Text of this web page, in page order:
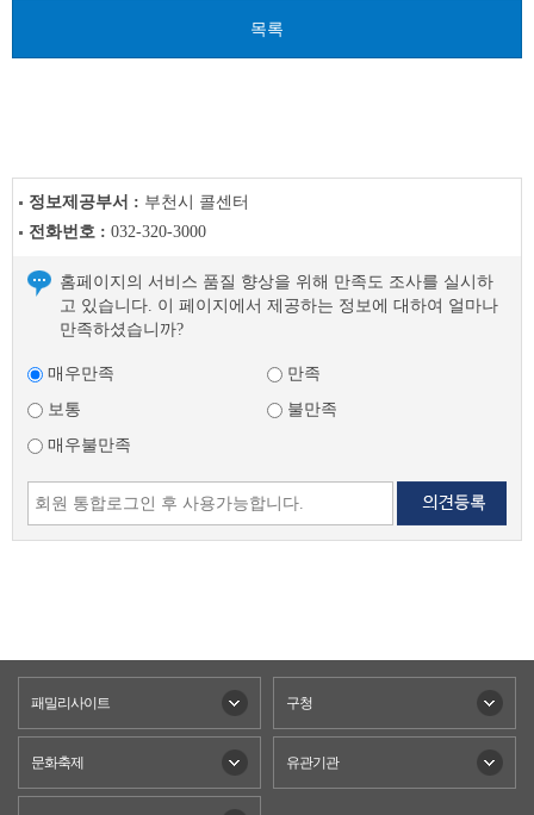
목록
정보제공부서 : 부천시 콜센터
전화번호 : 032-320-3000
홈페이지의 서비스 품질 향상을 위해 만족도 조사를 실시하
고 있습니다. 이 페이지에서 제공하는 정보에 대하여 얼마나
만족하셨습니까?
매우만족
만족
보통
불만족
매우불만족
패밀리사이트 구청
문화축제 유관기관